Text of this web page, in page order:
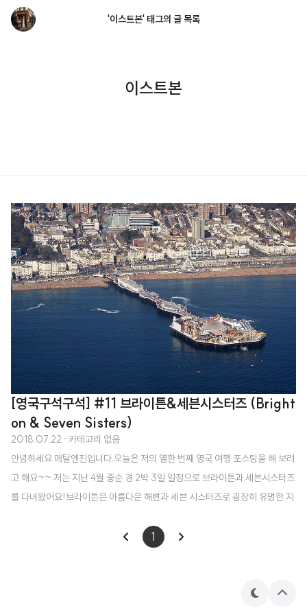
이스트본
[영국구석구석] #11 브라이튼&세븐시스터즈 (Bright
on & Seven Sisters)
2018.07.22 · 카테고리 없음
안녕하세요 메탈엔진입니다.오늘은 저의 열한 번째 영국 여행 포스팅을 해 보려
고 해요~~ 저는 지난 4월 중순 경 2박 3일 일정으로 브라이튼과 세븐시스터즈
를 다녀왔어요!브라이튼은 아름다운 해변과 세븐 시스터즈로 굉장히 유명한 지
트본과 브라이튼 가운데 정도에 위치하고 있습니다. 저는 이번에 교회에서 만난
게 다녀왔어요. 제가 교환학생으로 살았던 버밍엄에서 출발을 했고, 런던 유스
1
'이스트본' 태그의 글 목록
테
상